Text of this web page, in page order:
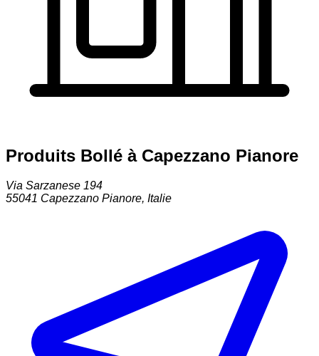
Produits Bollé à Capezzano Pianore
Via Sarzanese 194
55041 Capezzano Pianore, Italie